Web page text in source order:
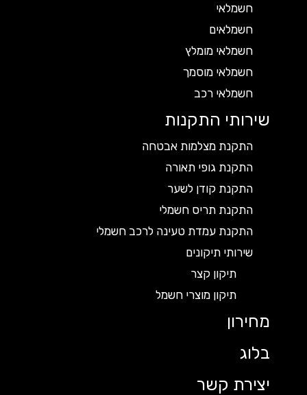
חשמלאי
חשמלאים
חשמלאי מומלץ
חשמלאי מוסמך
חשמלאי רכב
שירותי התקנות
התקנת מצלמות אבטחה
התקנת גופי תאורה
התקנת קודן לשער
התקנת תריס חשמלי
התקנת עמדת טעינה לרכב חשמלי
שירותי תיקונים
תיקון קצר
תיקון מוצרי חשמל
מחירון
בלוג
יצירת קשר